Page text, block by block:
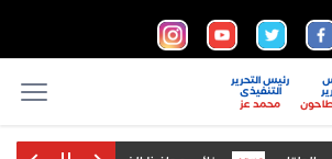
طاحون
رئيس التحرير
التنفيذى
محمد عز